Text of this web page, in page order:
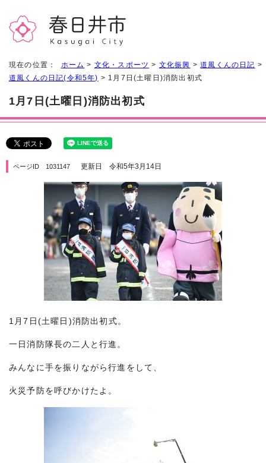
現在の位置： ホーム > 文化・スポーツ > 文化振興 >道風くんの日記 >
道風くんの日記(令和5年) > 1月7日(土曜日)消防出初式
1月7日(土曜日)消防出初式
ページID 1031147 更新日 令和5年3月14日
1月7日(土曜日)消防出初式。
一日消防隊長の二人と行進。
みんなに手を振りながら行進をして、
火災予防を呼びかけたよ。